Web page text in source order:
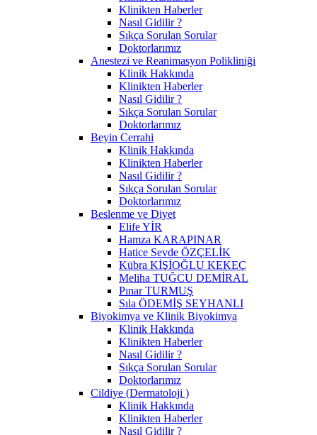
Klinikten Haberler
Nasıl Gidilir ?
Sıkça Sorulan Sorular
Doktorlarımız
Anestezi ve Reanimasyon Polikliniği
Klinik Hakkında
Klinikten Haberler
Nasıl Gidilir ?
Sıkça Sorulan Sorular
Doktorlarımız
Beyin Cerrahi
Klinik Hakkında
Klinikten Haberler
Nasıl Gidilir ?
Sıkça Sorulan Sorular
Doktorlarımız
Beslenme ve Diyet
Elife YİR
Hamza KARAPINAR
Hatice Sevde ÖZÇELİK
Kübra KİŞİOĞLU KEKEÇ
Meliha TUĞCU DEMİRAL
Pınar TURMUŞ
Sıla ÖDEMİŞ SEYHANLI
Biyokimya ve Klinik Biyokimya
Klinik Hakkında
Klinikten Haberler
Nasıl Gidilir ?
Sıkça Sorulan Sorular
Doktorlarımız
Cildiye (Dermatoloji )
Klinik Hakkında
Klinikten Haberler
Nasıl Gidilir ?